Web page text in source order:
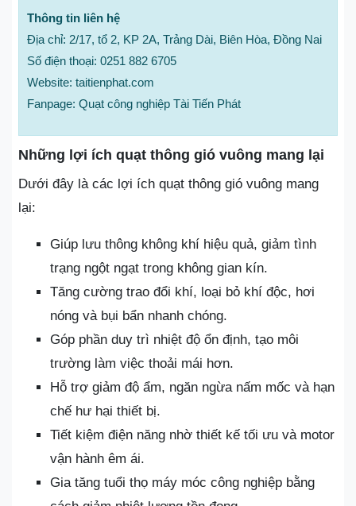
Thông tin liên hệ
Địa chỉ: 2/17, tổ 2, KP 2A, Trảng Dài, Biên Hòa, Đồng Nai
Số điện thoại: 0251 882 6705
Website: taitienphat.com
Fanpage: Quạt công nghiệp Tài Tiến Phát
Những lợi ích quạt thông gió vuông mang lại
Dưới đây là các lợi ích quạt thông gió vuông mang
lại:
Giúp lưu thông không khí hiệu quả, giảm tình
trạng ngột ngạt trong không gian kín.
Tăng cường trao đổi khí, loại bỏ khí độc, hơi
nóng và bụi bẩn nhanh chóng.
Góp phần duy trì nhiệt độ ổn định, tạo môi
trường làm việc thoải mái hơn.
Hỗ trợ giảm độ ẩm, ngăn ngừa nấm mốc và hạn
chế hư hại thiết bị.
Tiết kiệm điện năng nhờ thiết kế tối ưu và motor
vận hành êm ái.
Gia tăng tuổi thọ máy móc công nghiệp bằng